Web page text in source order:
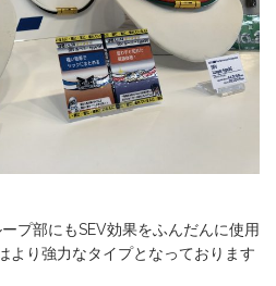
プ部にもSEV効果をふんだんに使用
より強力なタイプとなっております